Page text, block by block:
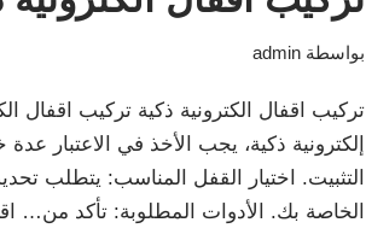
بواسطة admin
تركيب اقفال الكترونية ذكية تركيب اقفال
إلكترونية ذكية، يجب الأخذ في الاعتبار
التثبيت. اختيار القفل المناسب: يتطلب
الخاصة بك. الأدوات المطلوبة: تأكد من…